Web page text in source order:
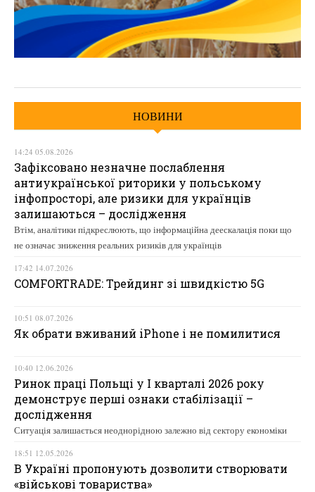
НОВИНИ
14:24 05.08.2026
Зафіксовано незначне послаблення
антиукраїнської риторики у польському
інфопросторі, але ризики для українців
залишаються – дослідження
Втім, аналітики підкреслюють, що інформаційна деескалація поки що
не означає зниження реальних ризиків для українців
17:42 14.07.2026
COMFORTRADE: Трейдинг зі швидкістю 5G
10:51 08.07.2026
Як обрати вживаний iPhone і не помилитися
10:40 12.06.2026
Ринок праці Польщі у І кварталі 2026 року
демонструє перші ознаки стабілізації –
дослідження
Ситуація залишається неоднорідною залежно від сектору економіки
18:51 12.05.2026
В Україні пропонують дозволити створювати
«військові товариства»